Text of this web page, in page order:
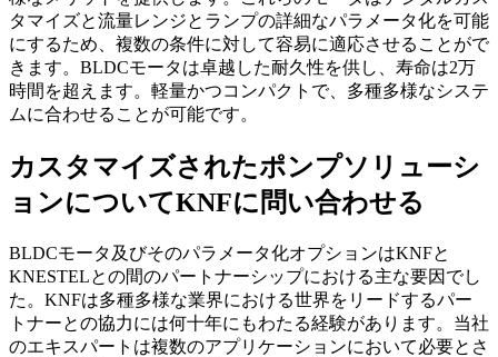
タマイズと流量レンジとランプの詳細なパラメータ化を可能
にするため、複数の条件に対して容易に適応させることがで
きます。BLDCモータは卓越した耐久性を供し、寿命は2万
時間を超えます。軽量かつコンパクトで、多種多様なシステ
ムに合わせることが可能です。
カスタマイズされたポンプソリューシ
ョンについてKNFに問い合わせる
BLDCモータ及びそのパラメータ化オプションはKNFと
KNESTELとの間のパートナーシップにおける主な要因でし
た。KNFは多種多様な業界における世界をリードするパー
トナーとの協力には何十年にもわたる経験があります。当社
のエキスパートは複数のアプリケーションにおいて必要とさ